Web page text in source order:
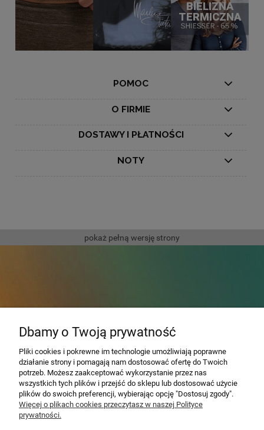
BIELIZNA
TERMICZNA
POMOC
O FIRMIE
DOSTAWY I PŁATNOŚCI
NOTY
pokaż pełną wersję strony
Emana® - wspomaganie
odchudzania
Dla dociekliwych - najnowsze technologie
Dbamy o Twoją prywatność
Pliki cookies i pokrewne im technologie umożliwiają poprawne
działanie strony i pomagają nam dostosować ofertę do Twoich
potrzeb. Możesz zaakceptować wykorzystanie przez nas
wszystkich tych plików i przejść do sklepu lub dostosować użycie
plików do swoich preferencji, wybierając opcję "Dostosuj zgody".
Więcej o plikach cookies przeczytasz w naszej Polityce
prywatności.